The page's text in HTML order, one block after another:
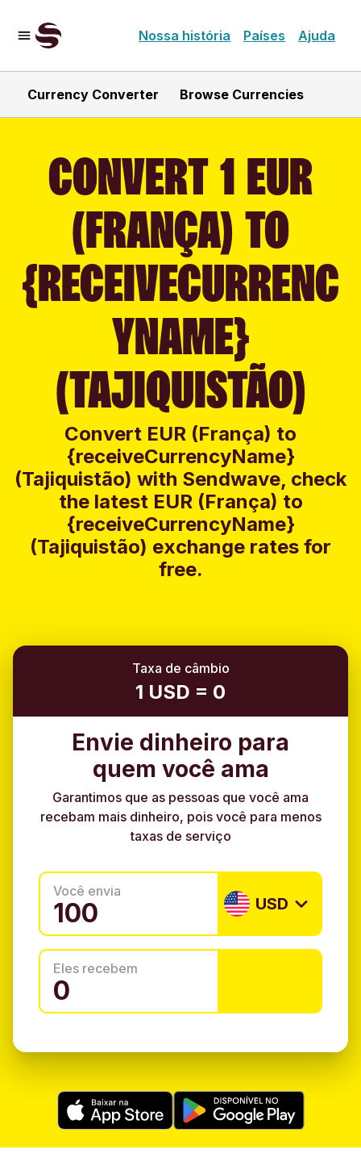
Nossa história Países Ajuda
Currency Converter Browse Currencies
CONVERT 1 EUR
(FRANÇA) TO
{RECEIVECURRENC
YNAME}
(TAJIQUISTÃO)
Convert EUR (França) to
{receiveCurrencyName}
(Tajiquistão) with Sendwave, check
the latest EUR (França) to
{receiveCurrencyName}
(Tajiquistão) exchange rates for
free.
Taxa de câmbio
1 USD = 0
Envie dinheiro para
quem você ama
Garantimos que as pessoas que você ama
recebam mais dinheiro, pois você para menos
taxas de serviço
Você envia
USD
Eles recebem